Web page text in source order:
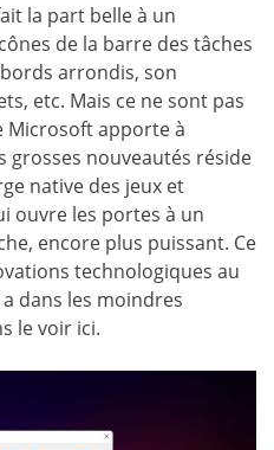
la part belle à un
de la barre des tâches
arrondis, son
etc. Mais ce ne sont pas
Microsoft apporte à
grosses nouveautés réside
native des jeux et
ouvre les portes à un
encore plus puissant. Ce
technologiques au
dans les moindres
le voir ici.